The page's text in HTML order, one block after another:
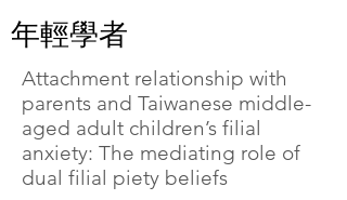
年輕學者
Attachment relationship with
parents and Taiwanese middle-
aged adult children’s filial
anxiety: The mediating role of
dual filial piety beliefs